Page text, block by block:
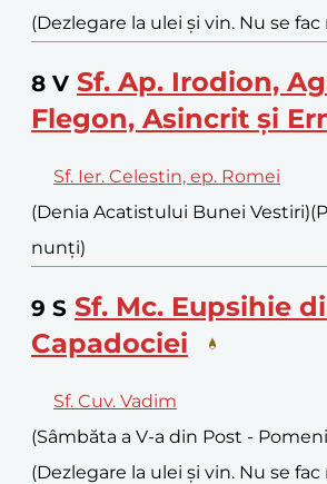
(Dezlegare la ulei și vin. Nu se
8 V Sf. Ap. Irodion,
Flegon, Asincrit și
Sf. Ier. Celestin, ep. Romei
(Denia Acatistului Bunei Vestiri)
nunți)
9 S Sf. Mc. Eupsihie
Capadociei
Sf. Cuv. Vadim
(Sâmbăta a V-a din Post -
(Dezlegare la ulei și vin. Nu se